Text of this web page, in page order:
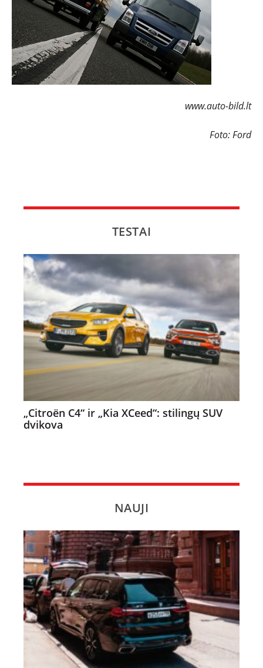
www.auto-bild.lt
Foto: Ford
TESTAI
„Citroën C4“ ir „Kia XCeed“: stilingų SUV
dvikova
NAUJI